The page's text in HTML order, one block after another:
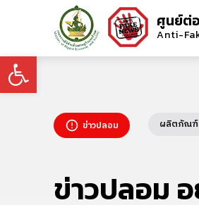
Open toolbar
ศูนย์ต่
Anti-
ข่าวปลอม ผลิตภัณฑ์
ข่าวปลอม อ